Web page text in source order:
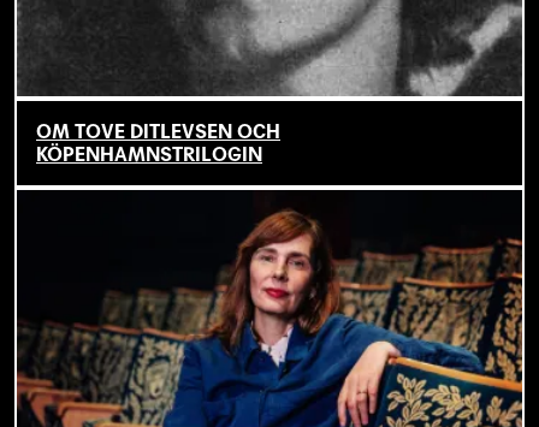
OM TOVE DITLEVSEN OCH
KÖPENHAMNSTRILOGIN